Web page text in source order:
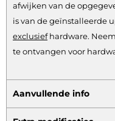
afwijken van de
is van de geïnstalleerde
exclusiefhardware.
te ontvangen voor
Aanvullende info